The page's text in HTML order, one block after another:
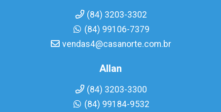
(84) 3203-3302
(84) 99106-7379
vendas4@casanorte.com.br
Allan
(84) 3203-3300
(84) 99184-9532